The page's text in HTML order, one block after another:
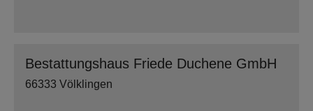
Bestattungshaus Friede Duchene GmbH
66333 Völklingen